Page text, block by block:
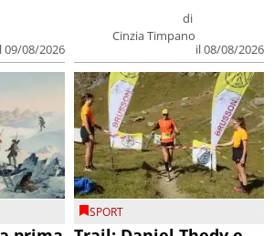
09/08/2026
di
Cinzia Timpano
il 08/08/2026
SPORT